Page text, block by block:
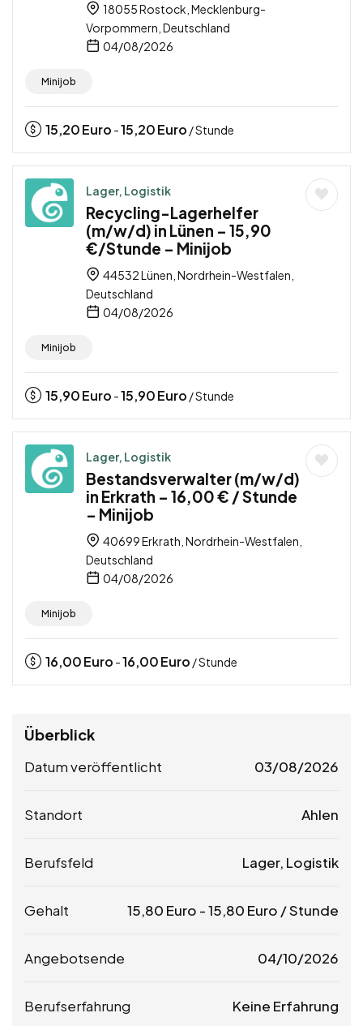
18055 Rostock, Mecklenburg-
Vorpommern, Deutschland
04/08/2026
Minijob
15,20Euro -15,20Euro / Stunde
Lager, Logistik
Recycling-Lagerhelfer
(m/w/d) in Lünen – 15,90
€/Stunde – Minijob
44532 Lünen, Nordrhein-Westfalen,
Deutschland
04/08/2026
Minijob
15,90Euro -15,90Euro / Stunde
Lager, Logistik
Bestandsverwalter (m/w/d)
in Erkrath – 16,00 € / Stunde
– Minijob
40699 Erkrath, Nordrhein-Westfalen,
Deutschland
04/08/2026
Minijob
16,00Euro -16,00Euro / Stunde
Überblick
Datum veröffentlicht 03/08/2026
Standort Ahlen
Berufsfeld Lager, Logistik
Gehalt 15,80 Euro -15,80 Euro / Stunde
Angebotsende 04/10/2026
Berufserfahrung Keine Erfahrung